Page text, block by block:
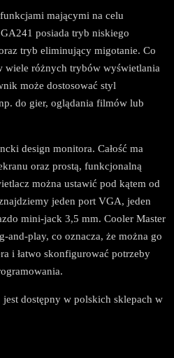
mającymi na celu
posiada tryb niskiego
tryb eliminujący migotanie. Co
wiele różnych trybów wyświetlania
może dostosować styl
do gier, oglądania filmów lub
design monitora. Całość ma
oraz prostą, funkcjonalną
można ustawić pod kątem od
jeden port VGA, jeden
mini-jack 3,5 mm. Cooler Master
and-play, co oznacza, że można go
i łatwo skonfigurować potrzeby
dostępny w polskich sklepach w